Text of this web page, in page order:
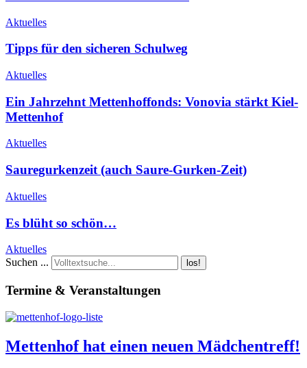
Aktuelles
Tipps für den sicheren Schulweg
Aktuelles
Ein Jahrzehnt Mettenhoffonds: Vonovia stärkt Kiel-
Mettenhof
Aktuelles
Sauregurkenzeit (auch Saure-Gurken-Zeit)
Aktuelles
Es blüht so schön…
Aktuelles
Suchen ...
los!
Termine & Veranstaltungen
Mettenhof hat einen neuen Mädchentreff!